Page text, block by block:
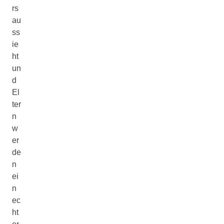
rs
au
ss
ie
ht
un
d
El
ter
n
w
er
de
n
ei
n
ec
ht